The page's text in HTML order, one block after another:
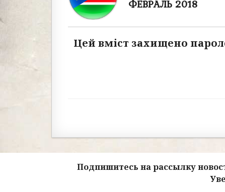
ФЕВРАЛЬ 2018
Цей вміст захищено
Подпишитесь на рассылку